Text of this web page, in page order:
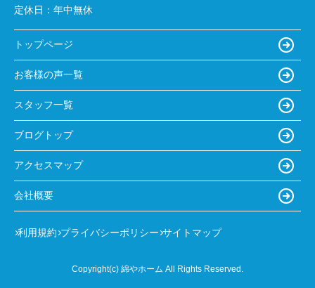
定休日： 年中無休
トップページ
お客様の声一覧
スタッフ一覧
ブログトップ
アクセスマップ
会社概要
利用規約 プライバシーポリシー サイトマップ
Copyright(c) 綿やホーム All Rights Reserved.